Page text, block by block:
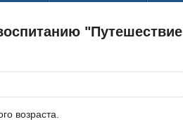
"Путешествие
возраста.